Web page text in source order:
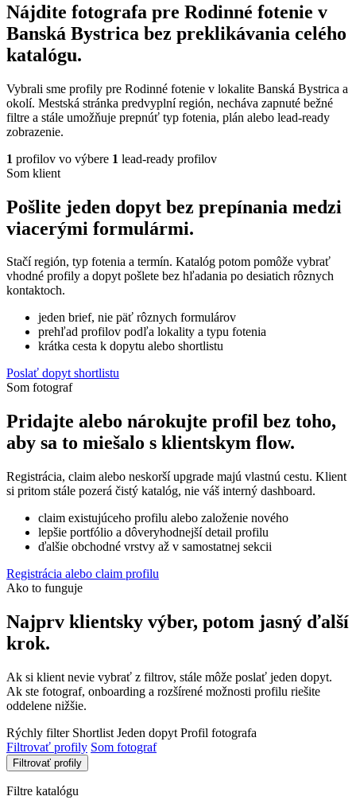
Nájdite fotografa pre Rodinné fotenie v
Banská Bystrica bez preklikávania celého
katalógu.
Vybrali sme profily pre Rodinné fotenie v lokalite Banská Bystrica a
okolí. Mestská stránka predvyplní región, necháva zapnuté bežné
filtre a stále umožňuje prepnúť typ fotenia, plán alebo lead-ready
zobrazenie.
1 profilov vo výbere 1 lead-ready profilov
Som klient
Pošlite jeden dopyt bez prepínania medzi
viacerými formulármi.
Stačí región, typ fotenia a termín. Katalóg potom pomôže vybrať
vhodné profily a dopyt pošlete bez hľadania po desiatich rôznych
kontaktoch.
jeden brief, nie päť rôznych formulárov
prehľad profilov podľa lokality a typu fotenia
krátka cesta k dopytu alebo shortlistu
Poslať dopyt shortlistu
Som fotograf
Pridajte alebo nárokujte profil bez toho,
aby sa to miešalo s klientskym flow.
Registrácia, claim alebo neskorší upgrade majú vlastnú cestu. Klient
si pritom stále pozerá čistý katalóg, nie váš interný dashboard.
claim existujúceho profilu alebo založenie nového
lepšie portfólio a dôveryhodnejší detail profilu
ďalšie obchodné vrstvy až v samostatnej sekcii
Registrácia alebo claim profilu
Ako to funguje
Najprv klientsky výber, potom jasný ďalší
krok.
Ak si klient nevie vybrať z filtrov, stále môže poslať jeden dopyt.
Ak ste fotograf, onboarding a rozšírené možnosti profilu riešite
oddelene nižšie.
Rýchly filter Shortlist Jeden dopyt Profil fotografa
Filtrovať profily Som fotograf
Filtrovať profily
Filtre katalógu